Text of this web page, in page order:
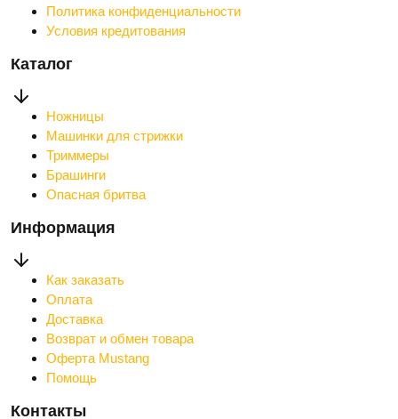
Политика конфиденциальности
Условия кредитования
Каталог
Ножницы
Машинки для стрижки
Триммеры
Брашинги
Опасная бритва
Информация
Как заказать
Оплата
Доставка
Возврат и обмен товара
Оферта Mustang
Помощь
Контакты